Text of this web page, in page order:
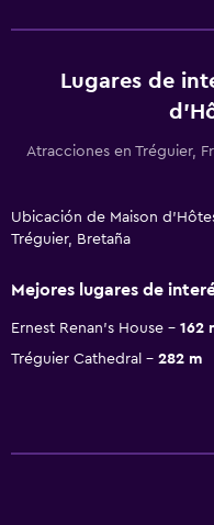
Lugares de
Atracciones en Tréguier,
Ubicación de Maison
Tréguier, Bretaña
Mejores lugares de
Ernest Renan's House
162
Tréguier Cathedral
282 m